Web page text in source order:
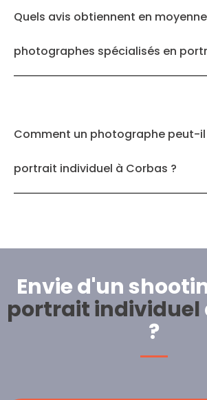
Quels avis obtiennent en
photographes spécialisés en
Comment un photographe peut-il
portrait individuel à Corbas ?
Envie d'un
portrait individuel
?